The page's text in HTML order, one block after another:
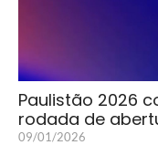
Paulistão 2026
rodada de
09/01/2026